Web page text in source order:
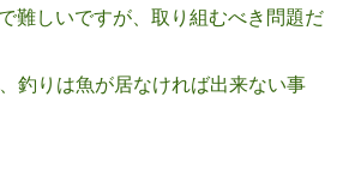
難しいですが、取り組むべき問題だ
釣りは魚が居なければ出来ない事